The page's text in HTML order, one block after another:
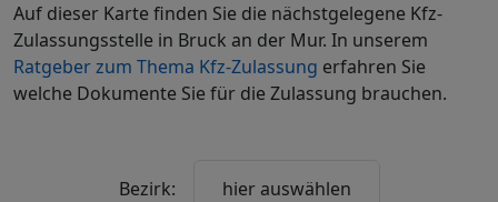
Auf dieser Karte finden Sie die nächstgelegene Kfz-
Zulassungsstelle in Bruck an der Mur. In unserem
Ratgeber zum Thema Kfz-Zulassung erfahren Sie
welche Dokumente Sie für die Zulassung brauchen.
Bezirk: hier auswählen